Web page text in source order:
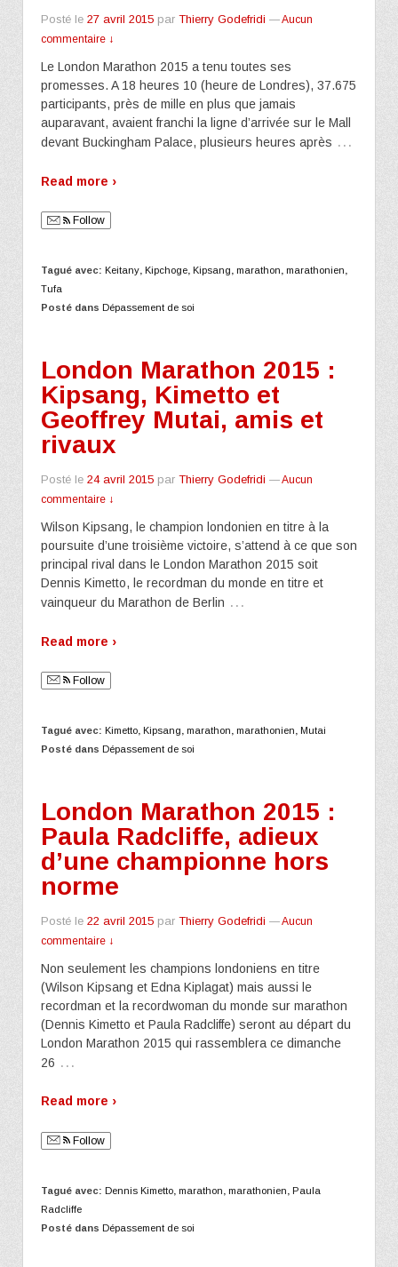
Posté le 27 avril 2015 par Thierry Godefridi —Aucun
commentaire ↓
Le London Marathon 2015 a tenu toutes ses
promesses. A 18 heures 10 (heure de Londres), 37.675
participants, près de mille en plus que jamais
auparavant, avaient franchi la ligne d’arrivée sur le Mall
devant Buckingham Palace, plusieurs heures après …
Read more ›
Follow
Tagué avec: Keitany Kipchoge Kipsang marathon marathonien
Tufa
Posté dans Dépassement de soi
London Marathon 2015 :
Kipsang, Kimetto et
Geoffrey Mutai, amis et
rivaux
Posté le 24 avril 2015 par Thierry Godefridi —Aucun
commentaire ↓
Wilson Kipsang, le champion londonien en titre à la
poursuite d’une troisième victoire, s’attend à ce que son
principal rival dans le London Marathon 2015 soit
Dennis Kimetto, le recordman du monde en titre et
vainqueur du Marathon de Berlin …
Read more ›
Follow
Tagué avec: Kimetto Kipsang marathon marathonien
Mutai
Posté dans Dépassement de soi
London Marathon 2015 :
Paula Radcliffe, adieux
d’une championne hors
norme
Posté le 22 avril 2015 par Thierry Godefridi —Aucun
commentaire ↓
Non seulement les champions londoniens en titre
(Wilson Kipsang et Edna Kiplagat) mais aussi le
recordman et la recordwoman du monde sur marathon
(Dennis Kimetto et Paula Radcliffe) seront au départ du
London Marathon 2015 qui rassemblera ce dimanche
26 …
Read more ›
Follow
Tagué avec: Dennis Kimetto marathon marathonien
Paula
Radcliffe
Posté dans Dépassement de soi